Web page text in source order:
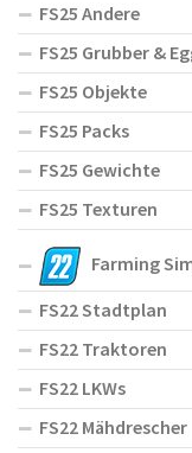
FS25 Andere
FS25 Grubber &
FS25 Objekte
FS25 Packs
FS25 Gewichte
FS25 Texturen
Farming
FS22 Stadtplan
FS22 Traktoren
FS22 LKWs
FS22 Mähdrescher